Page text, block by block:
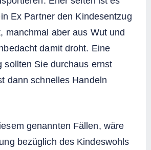
Ex Partner den Kindesentzug
manchmal aber aus Wut und
damit droht. Eine
sollten Sie durchaus ernst
dann schnelles Handeln
genannten Fällen, wäre
bezüglich des Kindeswohls